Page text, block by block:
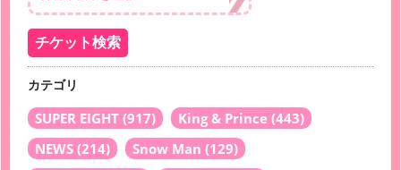
カテゴリ
SUPER EIGHT (917) King & Prince (443)
NEWS (214) Snow Man (129)